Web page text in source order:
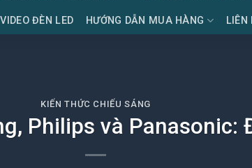
VIDEO ĐÈN LED HƯỚNG DẪN MUA HÀNG LIÊN
KIẾN THỨC CHIẾU SÁNG
Philips và Panasonic: